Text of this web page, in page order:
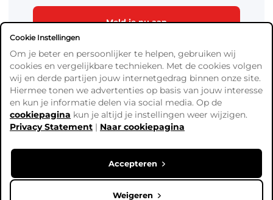
Meld je nu aan
Algemene Voorwaarden
Verzend- en betaalinformatie
Copyright © Ready4Bingo. Alle prijzen zijn exclusief BTW,
Cookie Instellingen
Om je beter en persoonlijker te helpen, gebruiken wij
cookies en vergelijkbare technieken. Met de cookies volgen
wij en derde partijen jouw internetgedrag binnen onze site.
Hiermee tonen we advertenties op basis van jouw interesse
en kun je informatie delen via social media. Op de
cookiepagina kun je altijd je instellingen weer wijzigen.
Privacy Statement | Naar cookiepagina
Accepteren
Weigeren